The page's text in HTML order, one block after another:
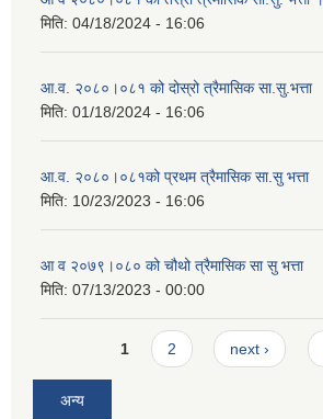
मिति: 04/18/2024 - 16:06
आ.व. २०८०।०८१ को दोस्रो त्रैमासिक सा.सु.भत्ता
मिति: 01/18/2024 - 16:06
आ.व. २०८०।०८१को प्रथम त्रैमासिक सा.सु भत्ता
मिति: 10/23/2023 - 16:06
आ व २०७९।०८० को चौथो त्रैमासिक सा सु भत्ता
मिति: 07/13/2023 - 00:00
Pages1 2 next ›
अन्य